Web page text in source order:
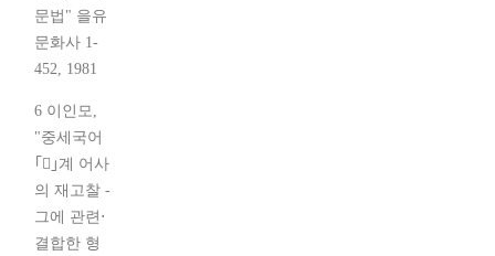
문법" 을유
문화사 1-
452, 1981
6 이인모,
"중세국어
｢｣계 어사
의 재고찰 -
그에 관련⋅
결합한 형